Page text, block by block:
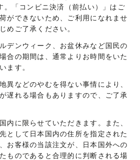
。「コンビニ決済（前払い）」はご
ができないため、ご利用になれませ
めご了承ください。
デンウィーク、お盆休みなど国民の
合の期間は、通常よりお時間をいた
ます。
異などのやむを得ない事情により、
遅れる場合もありますので、ご了承
内に限らせていただきます。また、
として日本国内の住所を指定された
お客様の当該注文が、日本国外への
ものであると合理的に判断される場